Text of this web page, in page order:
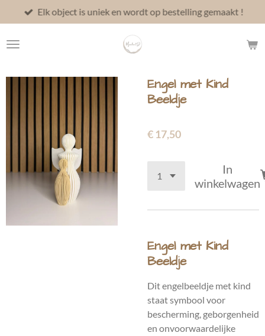
direct
naar
Elk object is uniek en wordt op bestelling gemaakt !
Engel met Kind
Beeldje
€ 17,50
In
winkelwagen
Engel met Kind
Beeldje
Dit engelbeeldje met kind
staat symbool voor
bescherming, geborgenheid
en onvoorwaardelijke